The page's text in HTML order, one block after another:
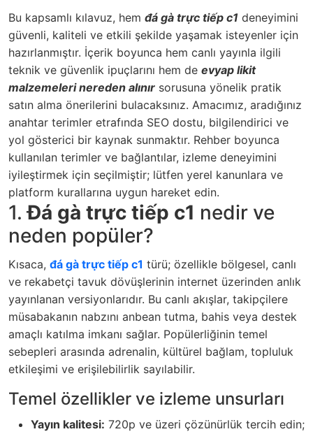
Bu kapsamlı kılavuz, hem đá gà trực tiếp c1 deneyimini
güvenli, kaliteli ve etkili şekilde yaşamak isteyenler için
hazırlanmıştır. İçerik boyunca hem canlı yayınla ilgili
teknik ve güvenlik ipuçlarını hem de evyap likit
malzemeleri nereden alınır sorusuna yönelik pratik
satın alma önerilerini bulacaksınız. Amacımız, aradığınız
anahtar terimler etrafında SEO dostu, bilgilendirici ve
yol gösterici bir kaynak sunmaktır. Rehber boyunca
kullanılan terimler ve bağlantılar, izleme deneyimini
iyileştirmek için seçilmiştir; lütfen yerel kanunlara ve
platform kurallarına uygun hareket edin.
1.Đá gà trực tiếp c1 nedir ve
neden popüler?
Kısaca, đá gà trực tiếp c1 türü; özellikle bölgesel, canlı
ve rekabetçi tavuk dövüşlerinin internet üzerinden anlık
yayınlanan versiyonlarıdır. Bu canlı akışlar, takipçilere
müsabakanın nabzını anbean tutma, bahis veya destek
amaçlı katılma imkanı sağlar. Popülerliğinin temel
sebepleri arasında adrenalin, kültürel bağlam, topluluk
etkileşimi ve erişilebilirlik sayılabilir.
Temel özellikler ve izleme unsurları
Yayın kalitesi: 720p ve üzeri çözünürlük tercih edin;